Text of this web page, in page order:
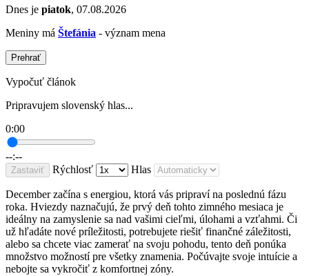
Dnes je piatok, 07.08.2026
Meniny má Štefánia - význam mena
Prehrať
Vypočuť článok
Pripravujem slovenský hlas...
0:00
--:--
Zastaviť Rýchlosť Hlas
December začína s energiou, ktorá vás pripraví na poslednú fázu
roka. Hviezdy naznačujú, že prvý deň tohto zimného mesiaca je
ideálny na zamyslenie sa nad vašimi cieľmi, úlohami a vzťahmi. Či
už hľadáte nové príležitosti, potrebujete riešiť finančné záležitosti,
alebo sa chcete viac zamerať na svoju pohodu, tento deň ponúka
množstvo možností pre všetky znamenia. Počúvajte svoje intuície a
nebojte sa vykročiť z komfortnej zóny.